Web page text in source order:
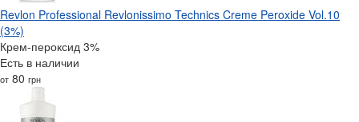
Revlon Professional Revlonissimo Technics Creme Peroxide Vol.10
(3%)
Крем-пероксид 3%
Есть в наличии
от 80 грн